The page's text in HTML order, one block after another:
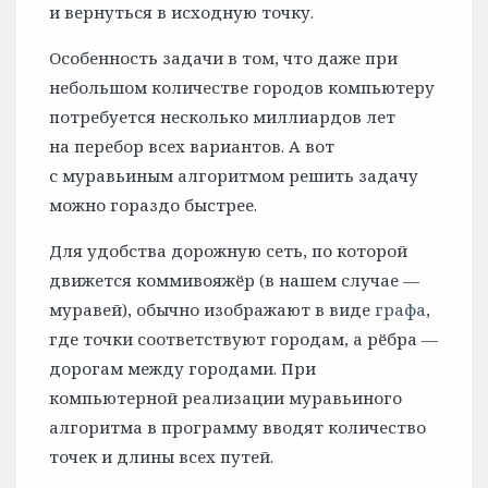
и вернуться в исходную точку.
Особенность задачи в том, что даже при
небольшом количестве городов компьютеру
потребуется несколько миллиардов лет
на перебор всех вариантов. А вот
с муравьиным алгоритмом решить задачу
можно гораздо быстрее.
Для удобства дорожную сеть, по которой
движется коммивояжёр (в нашем случае —
муравей), обычно изображают в виде графа,
где точки соответствуют городам, а рёбра —
дорогам между городами. При
компьютерной реализации муравьиного
алгоритма в программу вводят количество
точек и длины всех путей.